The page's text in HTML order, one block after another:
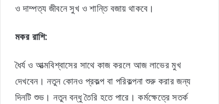
ও দাম্পত্য জীবনে সুখ ও শান্তি বজায় থাকবে।
মকর রাশি:
ধৈর্য ও আত্মবিশ্বাসের সাথে কাজ করলে আজ লাভের মুখ
দেখবেন। নতুন কোনও প্রকল্প বা পরিকল্পনা শুরু করার জন্য
দিনটি শুভ। নতুন বন্ধু তৈরি হতে পারে। কর্মক্ষেত্রে সতর্ক